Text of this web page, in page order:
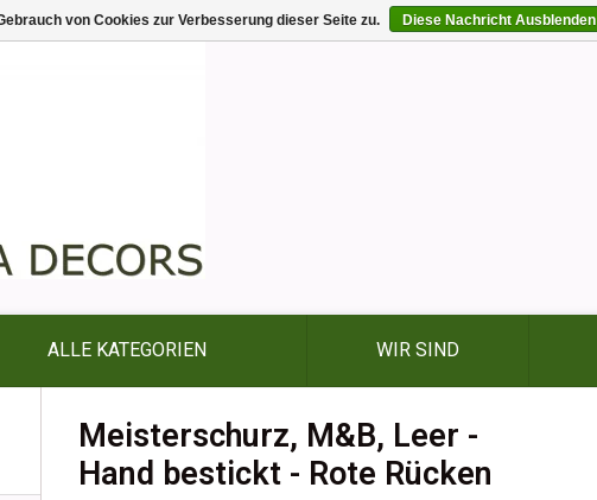
ALLE KATEGORIEN WIR SIND
Meisterschurz, M&B, Leer -
Hand bestickt - Rote Rücken
von Cookies zur Verbesserung dieser Seite zu. Diese Nachricht Ausblenden